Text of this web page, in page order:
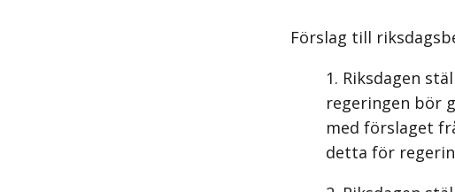
Förslag till
Riksdagen
regeringen bör
med förslaget
detta för